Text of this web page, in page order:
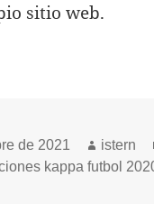
sitio web.
de 2021 Autor
istern
kappa futbol